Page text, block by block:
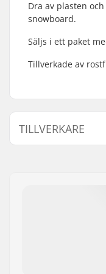
Dra av plasten
snowboard.
Säljs i ett paket
Tillverkade av
TILLVERKARE